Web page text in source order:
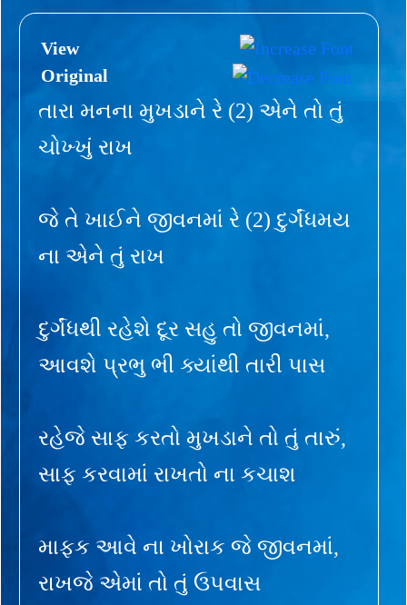
View
Original
તારા મનના મુખડાને રે (2) એને તો તું
ચોખ્ખું રાખ
જે તે ખાઈને જીવનમાં રે (2) દુર્ગંધમય
ના એને તું રાખ
દુર્ગંધથી રહેશે દૂર સહુ તો જીવનમાં,
આવશે પ્રભુ ભી ક્યાંથી તારી પાસ
રહેજે સાફ કરતો મુખડાને તો તું તારું,
સાફ કરવામાં રાખતો ના કચાશ
માફક આવે ના ખોરાક જે જીવનમાં,
રાખજે એમાં તો તું ઉપવાસ